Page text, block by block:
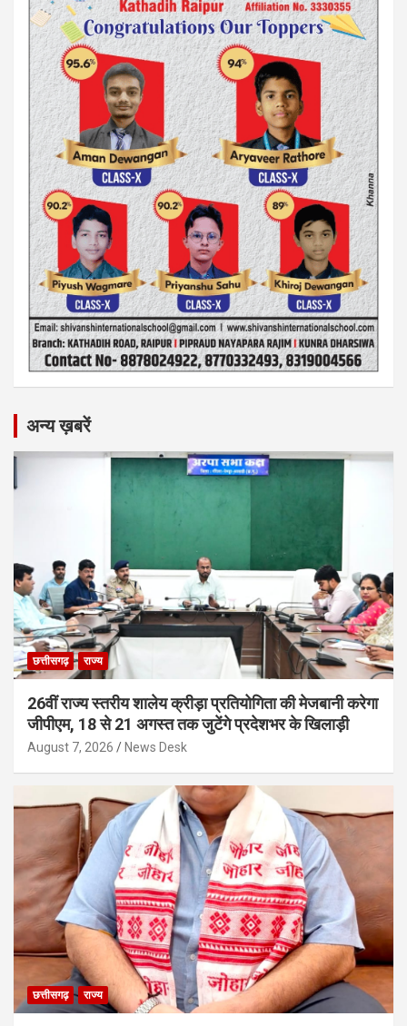
अन्य ख़बरें
छत्तीसगढ़ राज्य
26वीं राज्य स्तरीय शालेय क्रीड़ा प्रतियोगिता की मेजबानी करेगा
जीपीएम, 18 से 21 अगस्त तक जुटेंगे प्रदेशभर के खिलाड़ी
August 7, 2026 News Desk
छत्तीसगढ़ राज्य